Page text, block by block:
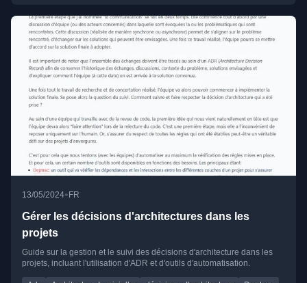
13/05/2024• FR
Gérer les décisions d'architectures dans les
projets
Guide sur la gestion et le suivi des décisions d'architecture dans les
projets, incluant l'utilisation d'ADR et d'outils d'automatisation.